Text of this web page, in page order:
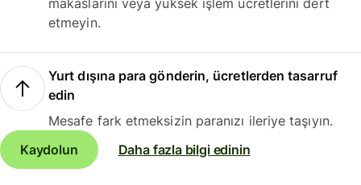
makaslarını veya yüksek işlem ücretlerini dert
etmeyin.
Yurt dışına para gönderin, ücretlerden tasarruf
edin
Mesafe fark etmeksizin paranızı ileriye taşıyın.
Kaydolun
Daha fazla bilgi edinin